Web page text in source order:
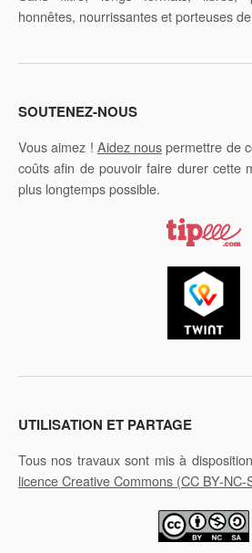
honnêtes, nourrissantes et porteuses
SOUTENEZ-NOUS
Vous aimez ! Aidez nouspermettre de
coûts afin de pouvoir faire durer cette
plus longtemps possible.
UTILISATION ET PARTAGE
Tous nos travaux sont mis à
licence Creative Commons (CC BY-NC-